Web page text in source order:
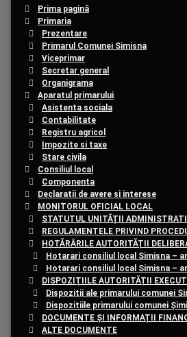
Prima pagină
Primaria
Prezentare
Primarul Comunei Simisna
Viceprimar
Secretar general
Organigrama
Aparatul primarului
Asistenta sociala
Contabilitate
Registru agricol
Impozite si taxe
Stare civila
Consiliul local
Componenta
Declaratii de avere si interese
MONITORUL OFICIAL LOCAL
STATUTUL UNITĂȚII
REGULAMENTELE PRIVIND
HOTĂRÂRILE AUTORITĂȚII
Hotarari consiliul local Simisna –
Hotarari consiliul local Simisna –
DISPOZIȚIILE AUTORITĂȚII
Dispozitii ale primarului comunei
Dispozitiile primarului comunei
DOCUMENTE ȘI INFORMAȚII
ALTE DOCUMENTE